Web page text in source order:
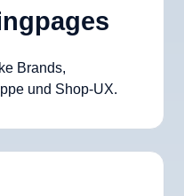
Brands,
und Shop-UX.